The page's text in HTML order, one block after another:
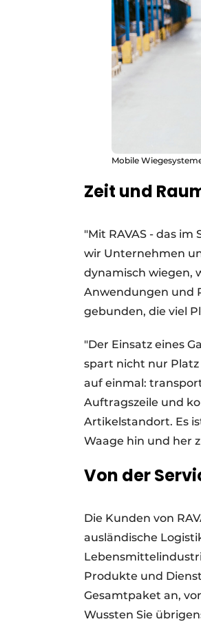
Mobile
Zeit und
"Mit RAVAS - das
wir Unternehmen
dynamisch wiegen,
Anwendungen und
gebunden, die viel
"Der Einsatz eines
spart nicht nur Platz
auf einmal:
Auftragszeile und
Artikelstandort. Es
Waage hin und her
Von der
Die Kunden von
ausländische
Produkte und
Gesamtpaket an,
Wussten Sie